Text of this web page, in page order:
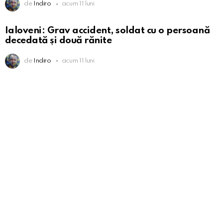
de Indiro acum 11 luni
Ialoveni: Grav accident, soldat cu o persoană
decedată și două rănite
de Indiro acum 11 luni